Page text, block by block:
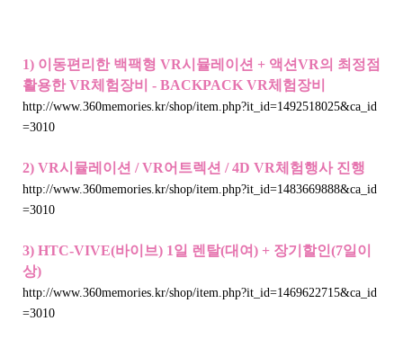
1) 이동편리한 백팩형 VR시뮬레이션 + 액션VR의 최정점
활용한 VR체험장비 - BACKPACK VR체험장비
http://www.360memories.kr/shop/item.php?it_id=1492518025&ca_id
=3010
2) VR시뮬레이션 / VR어트렉션 / 4D VR체험행사 진행
http://www.360memories.kr/shop/item.php?it_id=1483669888&ca_id
=3010
3) HTC-VIVE(바이브) 1일 렌탈(대여) + 장기할인(7일이
상)
http://www.360memories.kr/shop/item.php?it_id=1469622715&ca_id
=3010